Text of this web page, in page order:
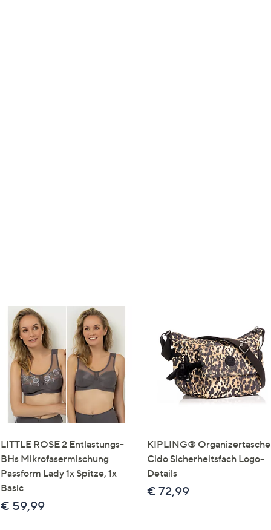
LITTLE ROSE 2 Entlastungs-
BHs Mikrofasermischung
Passform Lady 1x Spitze, 1x
Basic
€ 59,99
KIPLING® Organizertasche
Cido Sicherheitsfach Logo-
Details
€ 72,99